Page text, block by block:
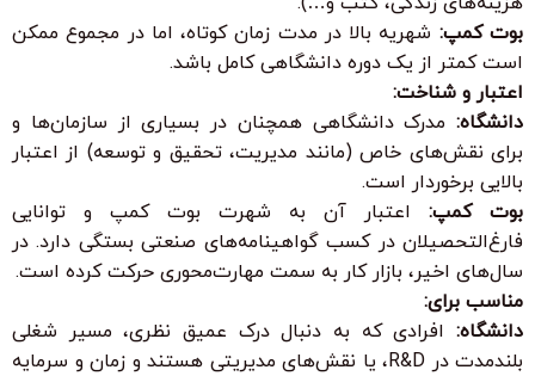
بوت کمپ: شهریه بالا در مدت زمان کوتاه، اما در مجموع ممکن
است کمتر از یک دوره دانشگاهی کامل باشد.
اعتبار و شناخت:
دانشگاه: مدرک دانشگاهی همچنان در بسیاری از سازمان‌ها و
برای نقش‌های خاص (مانند مدیریت، تحقیق و توسعه) از اعتبار
بالایی برخوردار است.
بوت کمپ: اعتبار آن به شهرت بوت کمپ و توانایی
فارغ‌التحصیلان در کسب گواهینامه‌های صنعتی بستگی دارد. در
سال‌های اخیر، بازار کار به سمت مهارت‌محوری حرکت کرده است.
مناسب برای:
دانشگاه: افرادی که به دنبال درک عمیق نظری، مسیر شغلی
بلندمدت در R&D، یا نقش‌های مدیریتی هستند و زمان و سرمایه